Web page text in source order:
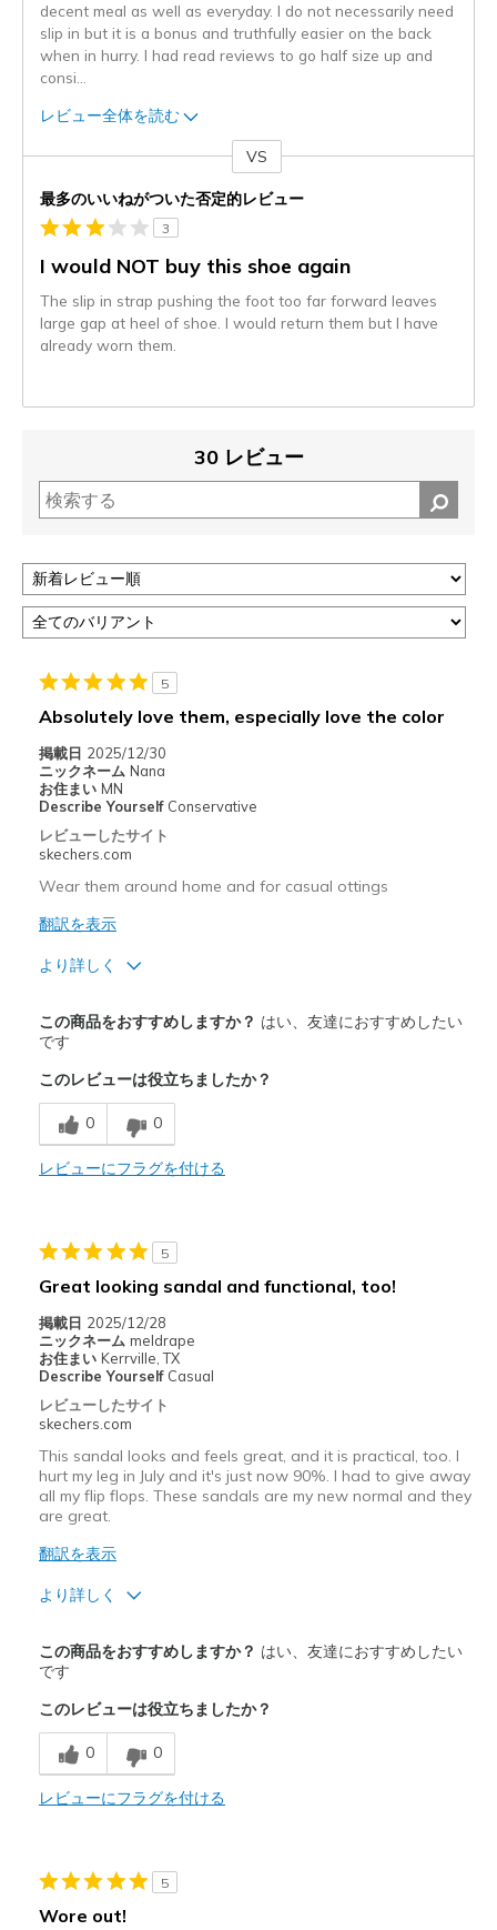
decent meal as well as everyday. I do not necessarily need
slip in but it is a bonus and truthfully easier on the back
when in hurry. I had read reviews to go half size up and
consi
レビュー全体を読む
VS
最多のいいねがついた否定的レビュー
3
I would NOT buy this shoe again
The slip in strap pushing the foot too far forward leaves
large gap at heel of shoe. I would return them but I have
already worn them.
30 レビュー
5
Absolutely love them, especially love the color
掲載日 2025/12/30
ニックネーム Nana
お住まい MN
Describe Yourself Conservative
レビューしたサイト
skechers.com
Wear them around home and for casual ottings
翻訳を表示
より詳しく
Attractive Design
Breathe Well
Comfortable
Durable
以下に最適
Casual Wear
Width
Feels true to width
Sizing
Feels true to size
この商品をおすすめしますか？ はい、友達におすすめしたい
です
このレビューは役立ちましたか？
0 0
レビューにフラグを付ける
5
Great looking sandal and functional, too!
掲載日 2025/12/28
ニックネーム meldrape
お住まい Kerrville, TX
Describe Yourself Casual
レビューしたサイト
skechers.com
This sandal looks and feels great, and it is practical, too. I
hurt my leg in July and it's just now 90%. I had to give away
all my flip flops. These sandals are my new normal and they
are great.
翻訳を表示
より詳しく
Attractive Design
Breathe Well
Comfortable
Durable
以下に最適
Casual Wear
この商品をおすすめしますか？ はい、友達におすすめしたい
です
このレビューは役立ちましたか？
0 0
レビューにフラグを付ける
5
Wore out!